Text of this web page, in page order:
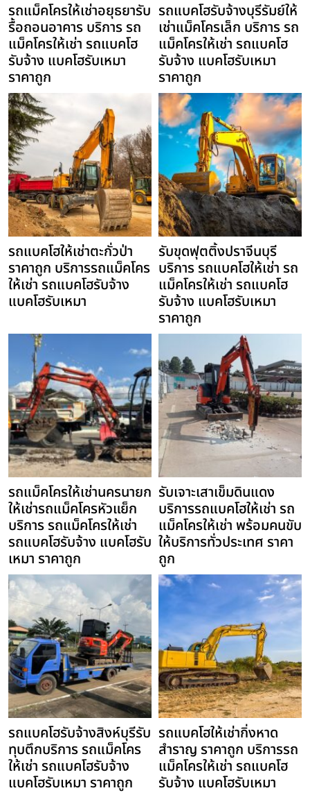
รถแม็คโครให้เช่าอยุธยารับ
รื้อถอนอาคาร บริการ รถ
แม็คโครให้เช่า รถแบคโฮ
รับจ้าง แบคโฮรับเหมา
ราคาถูก
รถแบคโฮรับจ้างบุรีรัมย์ให้
เช่าแม็คโครเล็ก บริการ รถ
แม็คโครให้เช่า รถแบคโฮ
รับจ้าง แบคโฮรับเหมา
ราคาถูก
รถแบคโฮให้เช่าตะกั่วป่า
ราคาถูก บริการรถแม็คโคร
ให้เช่า รถแบคโฮรับจ้าง
แบคโฮรับเหมา
รับขุดฟุตติ้งปราจีนบุรี
บริการ รถแบคโฮให้เช่า รถ
แม็คโครให้เช่า รถแบคโฮ
รับจ้าง แบคโฮรับเหมา
ราคาถูก
รถแม็คโครให้เช่านครนายก
ให้เช่ารถแม็คโครหัวแย็ก
บริการ รถแม็คโครให้เช่า
รถแบคโฮรับจ้าง แบคโฮรับ
เหมา ราคาถูก
รับเจาะเสาเข็มดินแดง
บริการรถแบคโฮให้เช่า รถ
แม็คโครให้เช่า พร้อมคนขับ
ให้บริการทั่วประเทศ ราคา
ถูก
รถแบคโฮรับจ้างสิงห์บุรีรับ
ทุบตึกบริการ รถแม็คโคร
ให้เช่า รถแบคโฮรับจ้าง
แบคโฮรับเหมา ราคาถูก
รถแบคโฮให้เช่ากิ่งหาด
สำราญ ราคาถูก บริการรถ
แม็คโครให้เช่า รถแบคโฮ
รับจ้าง แบคโฮรับเหมา